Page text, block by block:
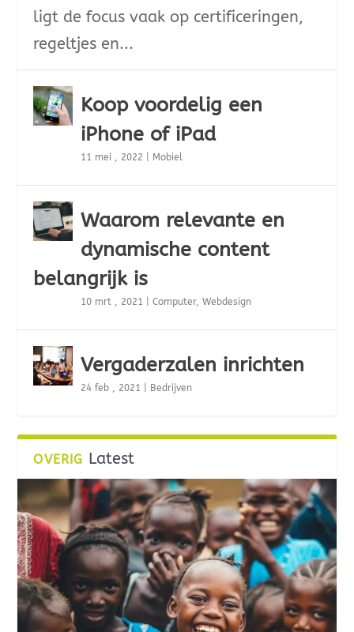
ligt de focus vaak op certificeringen,
regeltjes en...
Koop voordelig een
iPhone of iPad
11 mei , 2022 Mobiel
Waarom relevante en
dynamische content
belangrijk is
10 mrt , 2021 |Computer,Webdesign
Vergaderzalen inrichten
24 feb , 2021 Bedrijven
OVERIG Latest